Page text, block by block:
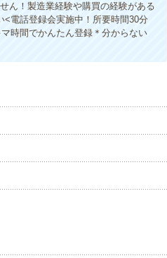
ん！製造業経験や購買の経験がある
電話登録会実施中！所要時間30分
時間でかんたん登録＊分からない